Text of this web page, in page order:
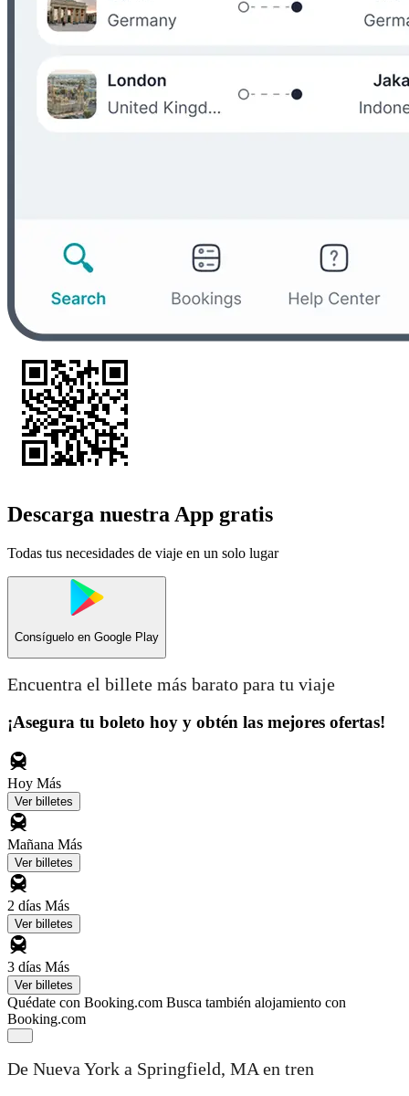
Descarga nuestra App gratis
Todas tus necesidades de viaje en un solo lugar
Consíguelo en Google Play
Encuentra el billete más barato para tu viaje
¡Asegura tu boleto hoy y obtén las mejores ofertas!
Hoy Más
Ver billetes
Mañana Más
Ver billetes
2 días Más
Ver billetes
3 días Más
Ver billetes
Quédate con Booking.com Busca también alojamiento con
Booking.com
De Nueva York a Springfield, MA en tren